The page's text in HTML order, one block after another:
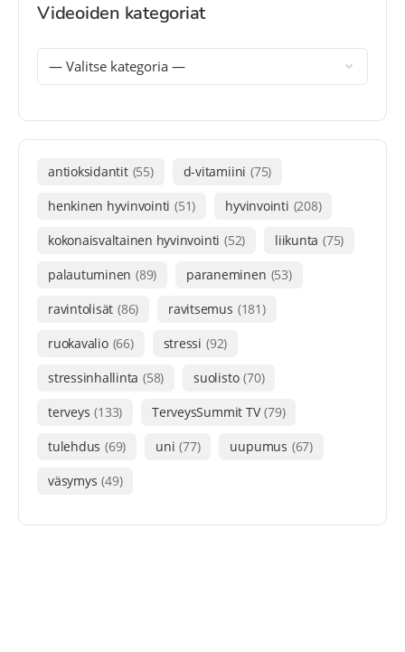
Videoiden kategoriat
antioksidantit (55) d-vitamiini (75)
henkinen hyvinvointi (51) hyvinvointi (208)
kokonaisvaltainen hyvinvointi (52) liikunta (75)
palautuminen (89) paraneminen (53)
ravintolisät (86) ravitsemus (181)
ruokavalio (66) stressi (92)
stressinhallinta (58) suolisto (70)
terveys (133) TerveysSummit TV (79)
tulehdus (69) uni (77) uupumus (67)
väsymys (49)